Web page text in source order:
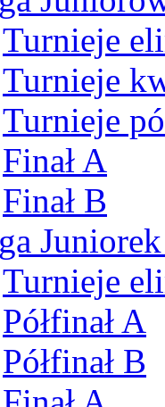
Turnieje
Turnieje
Turnieje
Finał A
Finał B
Turnieje
Półfinał A
Półfinał B